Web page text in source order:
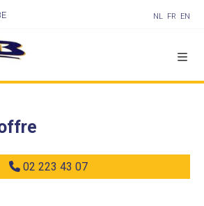
NL FR EN
02 223 43 07